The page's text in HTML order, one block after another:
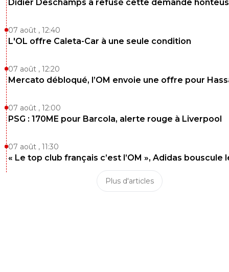
Didier Deschamps a refusé cette demande
07 août , 12:40
L'OL offre Caleta-Car à une seule condition
07 août , 12:20
Mercato débloqué, l’OM envoie une offre pour
07 août , 12:00
PSG : 170ME pour Barcola, alerte rouge à Liverpool
07 août , 11:30
« Le top club français c’est l’OM », Adidas bouscule
Plus d'articles